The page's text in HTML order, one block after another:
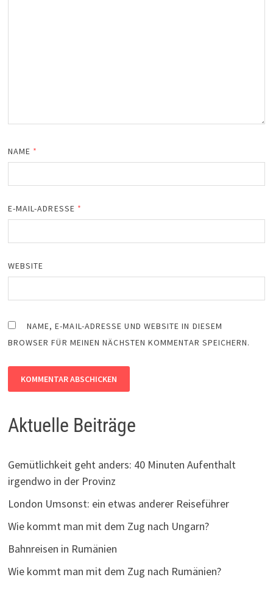
NAME *
E-MAIL-ADRESSE *
WEBSITE
NAME, E-MAIL-ADRESSE UND WEBSITE IN DIESEM
BROWSER FÜR MEINEN NÄCHSTEN KOMMENTAR SPEICHERN.
Aktuelle Beiträge
Gemütlichkeit geht anders: 40 Minuten Aufenthalt
irgendwo in der Provinz
London Umsonst: ein etwas anderer Reiseführer
Wie kommt man mit dem Zug nach Ungarn?
Bahnreisen in Rumänien
Wie kommt man mit dem Zug nach Rumänien?